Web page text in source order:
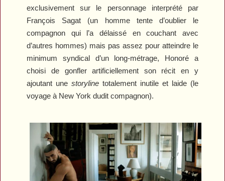
exclusivement sur le personnage interprété par
François Sagat (un homme tente d’oublier le
compagnon qui l’a délaissé en couchant avec
d’autres hommes) mais pas assez pour atteindre le
minimum syndical d’un long-métrage, Honoré a
choisi de gonfler artificiellement son récit en y
ajoutant unestoryline totalement inutile et laide (le
voyage à New York dudit compagnon).